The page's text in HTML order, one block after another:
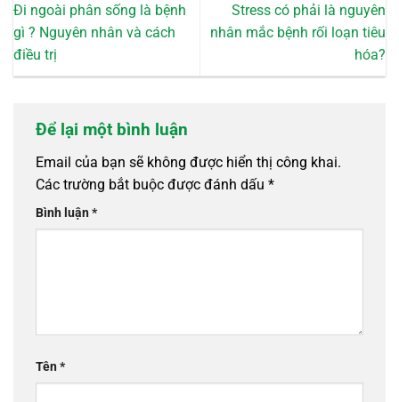
Đi ngoài phân sống là bệnh
gì ? Nguyên nhân và cách
điều trị
Stress có phải là nguyên
nhân mắc bệnh rối loạn tiêu
hóa?
Để lại một bình luận
Email của bạn sẽ không được hiển thị công khai.
Các trường bắt buộc được đánh dấu *
Bình luận*
Tên*